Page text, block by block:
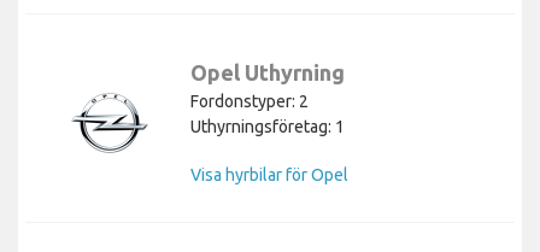
Opel Uthyrning
Fordonstyper: 2
Uthyrningsföretag: 1
Visa hyrbilar för Opel